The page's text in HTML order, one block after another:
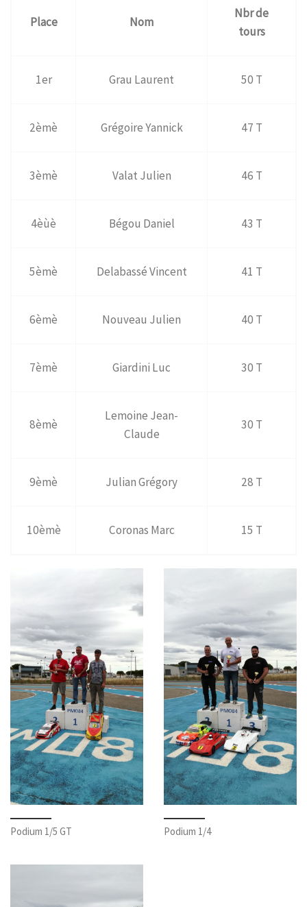
Place Nom
Nbr de
tours
1er Grau Laurent 50 T
2èmè Grégoire Yannick 47 T
3èmè Valat Julien 46 T
4èùè Bégou Daniel 43 T
5èmè Delabassé Vincent 41 T
6èmè Nouveau Julien 40 T
7èmè Giardini Luc 30 T
8èmè
Lemoine Jean-
Claude
30 T
9èmè Julian Grégory 28 T
10èmè Coronas Marc 15 T
Podium 1/5 GT Podium 1/4